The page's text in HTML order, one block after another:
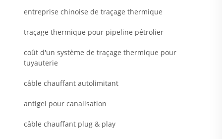
entreprise chinoise de traçage thermique
traçage thermique pour pipeline pétrolier
coût d'un système de traçage thermique pour
tuyauterie
câble chauffant autolimitant
antigel pour canalisation
câble chauffant plug & play